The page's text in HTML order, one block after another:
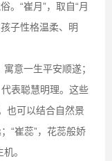
。“崔月”，取自“月
子性格温柔、明
意一生平安顺遂；
代表聪慧明理。这些
也可以结合自然景
“崔蕊”，花蕊般娇
。